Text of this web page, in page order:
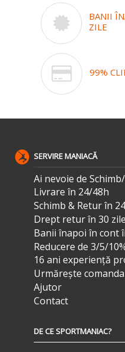
BANII
ZILE
99%
SERVIRE MANIACĂ
Ai nevoie de
Livrare în 24/48h
Schimb & Retur în
Drept retur în 30 zile
Banii înapoi în cont
Reducere de 3/5/
16 ani experiență
Urmărește
Ajutor
Contact
DE CE SPORTMANIAC?